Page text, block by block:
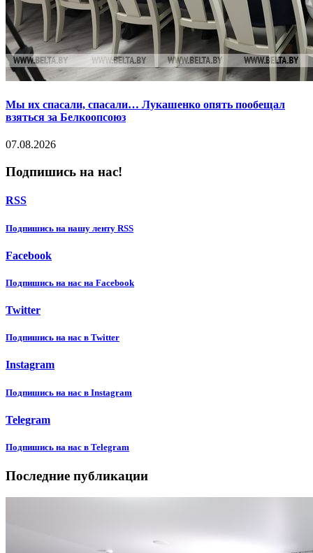
Мы их спасали, спасали… Лукашенко опять пообещал
взяться за Белкоопсоюз
07.08.2026
Подпишись на нас!
RSS
Подпишиcь на нашу ленту RSS
Facebook
Подпишиcь на нас на Facebook
Twitter
Подпишиcь на нас в Twitter
Instagram
Подпишиcь на нас в Instagram
Telegram
Подпишиcь на нас в Telegram
Последние публикации